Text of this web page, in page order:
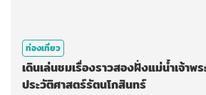
ท่องเที่ยว
เดินเล่นชมเรื่องราวสองฝั่งแม่น้ำเจ้าพร
ประวัติศาสตร์รัตนโกสินทร์